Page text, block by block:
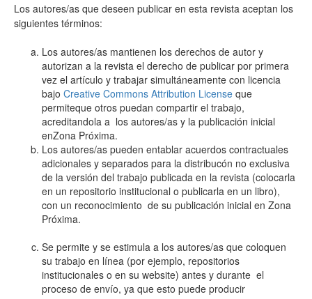
Los autores/as que deseen publicar en esta revista aceptan los
siguientes términos:
Los autores/as mantienen los derechos de autor y
autorizan a la revista el derecho de publicar por primera
vez el artículo y trabajar simultáneamente con licencia
bajo Creative Commons Attribution Licenseque
permiteque otros puedan compartir el trabajo,
acreditandola a los autores/as y la publicación inicial
enZona Próxima.
Los autores/as pueden entablar acuerdos contractuales
adicionales y separados para la distribucón no exclusiva
de la versión del trabajo publicada en la revista (colocarla
en un repositorio institucional o publicarla en un libro),
con un reconocimiento de su publicación inicial en Zona
Próxima.
Se permite y se estimula a los autores/as que coloquen
su trabajo en línea (por ejemplo, repositorios
institucionales o en su website) antes y durante el
proceso de envío, ya que esto puede producir